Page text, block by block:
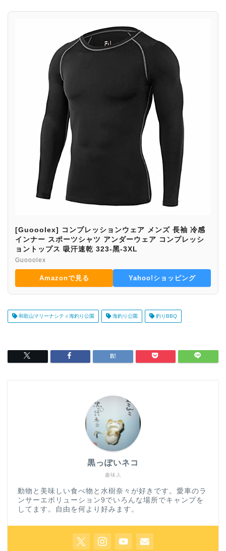
[Guooolex] コンプレッションウェア メンズ 長袖 冷感
インナー スポーツシャツ アンダーウェア コンプレッシ
ョントップス 吸汗速乾 323-黑-3XL
Guooolex
Amazonで見る Yahoo!ショッピング
和歌山マリーナシティ海釣り公園 海釣り公園 釣りBBQ
趣味人
黒っぽいネコ
動物と美味しい食べ物と水樹奈々が好きです。愛車のラ
ンサーエボリューション9でいろんな場所でキャンプを
してます。自由を何より好みます。